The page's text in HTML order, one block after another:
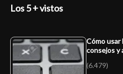
Los 5 + vistos
Cómo usar
consejos y
(6.479)